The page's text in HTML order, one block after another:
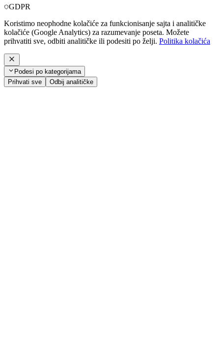
GDPR
Koristimo neophodne kolačiće za funkcionisanje sajta i analitičke
kolačiće (Google Analytics) za razumevanje poseta. Možete
prihvatiti sve, odbiti analitičke ili podesiti po želji. Politika kolačića
Podesi po kategorijama
Prihvati sve
Odbij analitičke